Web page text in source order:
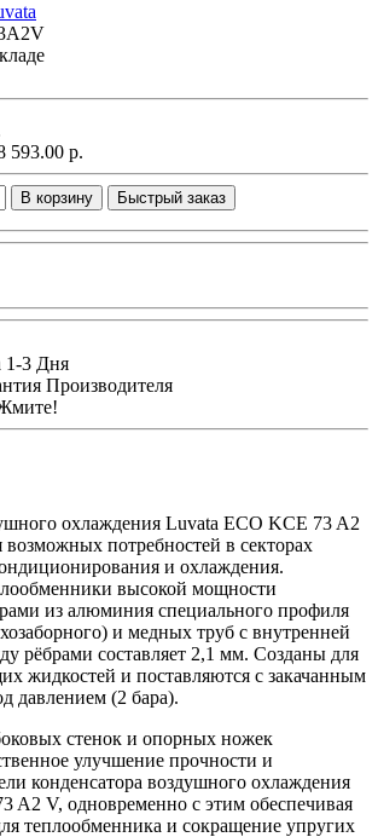
593.00 р.
В корзину Быстрый заказ
1-3 Дня
Производителя
охлаждения Luvata ECO KCE 73 A2
возможных потребностей в секторах
и охлаждения.
высокой мощности
из алюминия специального профиля
и медных труб с внутренней
рёбрами составляет 2,1 мм. Созданы для
жидкостей и поставляются с закачанным
давлением (2 бара).
стенок и опорных ножек
улучшение прочности и
конденсатора воздушного охлаждения
A2 V, одновременно с этим обеспечивая
теплообменника и сокращение упругих